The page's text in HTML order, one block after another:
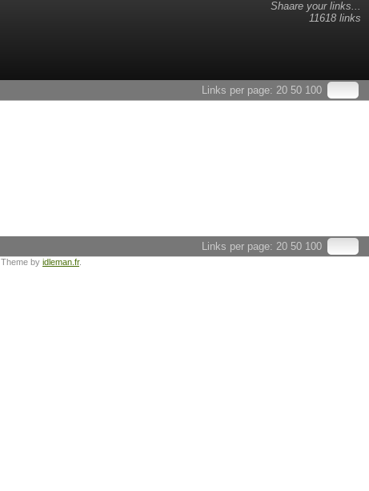
Shaare your links...
11618 links
Links per page: 20 50 100
Links per page: 20 50 100
. Theme by idleman.fr.